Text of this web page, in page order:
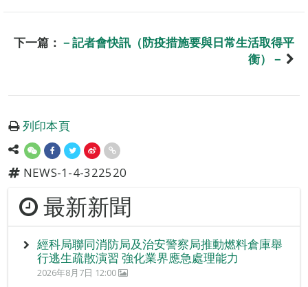
下一篇： －記者會快訊（防疫措施要與日常生活取得平
衡）－
列印本頁
NEWS-1-4-322520
最新新聞
經科局聯同消防局及治安警察局推動燃料倉庫舉
行逃生疏散演習 強化業界應急處理能力
2026年8月7日 12:00